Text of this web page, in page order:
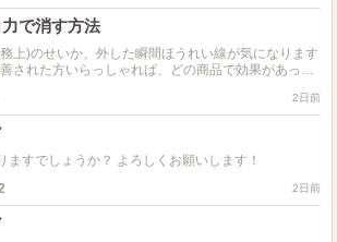
で消す方法
上)のせいか、外した瞬間ほうれい線が気になります
された方いらっしゃれば、どの商品で効果があった
せんか？
2日前
ますでしょうか？ よろしくお願いします！
2日前